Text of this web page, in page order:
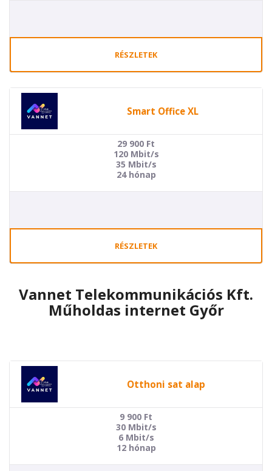
RÉSZLETEK
Smart Office XL
29 900 Ft
120 Mbit/s
35 Mbit/s
24 hónap
RÉSZLETEK
Vannet Telekommunikációs Kft.
Műholdas internet Győr
Otthoni sat alap
9 900 Ft
30 Mbit/s
6 Mbit/s
12 hónap